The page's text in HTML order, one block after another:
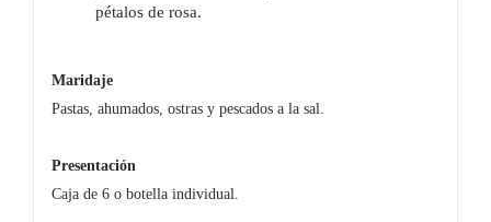
pétalos de rosa.
Maridaje
Pastas, ahumados, ostras y pescados a la sal.
Presentación
Caja de 6 o botella individual.